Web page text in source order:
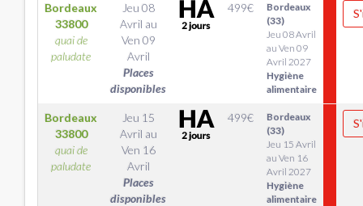
Bordeaux
33800
quai de
paludate
Jeu 08
Avril au
Ven 09
Avril
Places
disponibles
499€
Bordeaux
(33)
Jeu 08 Avril
au Ven 09
Avril 2027
Hygiène
alimentaire
Bordeaux
33800
quai de
paludate
Jeu 15
Avril au
Ven 16
Avril
Places
disponibles
499€
Bordeaux
(33)
Jeu 15 Avril
au Ven 16
Avril 2027
Hygiène
alimentaire